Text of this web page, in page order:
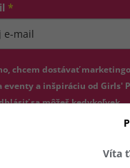
*
chcem dostávať
eventy a inšpiráciu od Girls'
sa môžeš kedykoľvek.
Podmienok ochrany
(otvorí sa v novom okne)
Víta